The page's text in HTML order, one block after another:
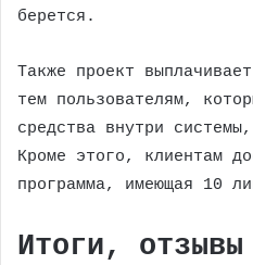
берется.
Также проект
тем пользователям,
средства внутри
Кроме этого, клиентам
программа, имеющая 10
Итоги, отзывы